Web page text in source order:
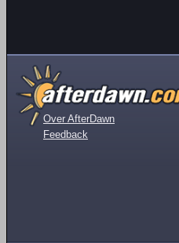
Over AfterDawn
Feedback